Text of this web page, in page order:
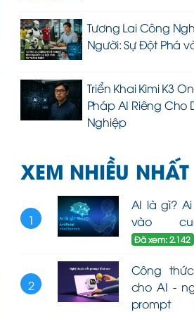
Tương Lai Công
Người: Sự Đột Phá
Triển Khai Kimi K3
Pháp AI Riêng Cho
Nghiệp
XEM NHIỀU NHẤT
1
AI là gì?
vào
Đã xem: 2.142
2
Công
cho AI -